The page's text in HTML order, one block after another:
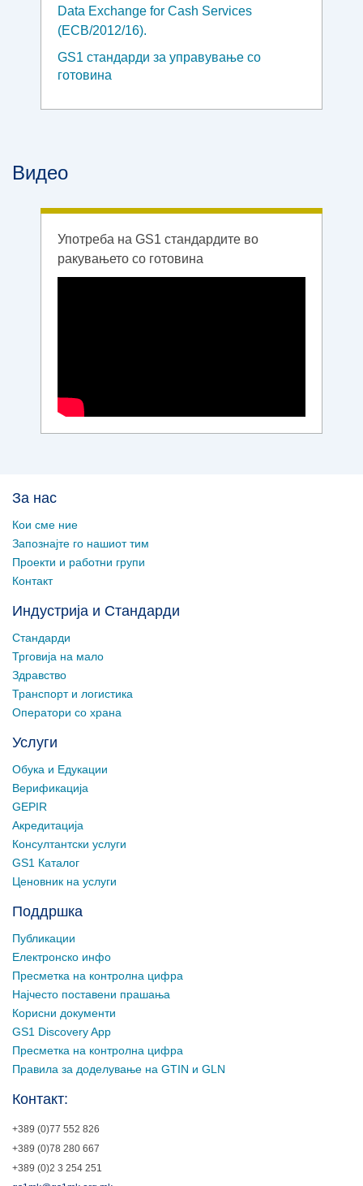
Data Exchange for Cash Services
(ECB/2012/16).
GS1 стандарди за управување со
готовина
Видео
Употреба на GS1 стандардите во
ракувањето со готовина
За нас
Кои сме ние
Запознајте го нашиот тим
Проекти и работни групи
Контакт
Индустрија и Стандарди
Стандарди
Трговија на мало
Здравство
Транспорт и логистика
Оператори со храна
Услуги
Обука и Едукации
Верификација
GEPIR
Акредитација
Консултантски услуги
GS1 Каталог
Ценовник на услуги
Поддршка
Публикации
Електронско инфо
Пресметка на контролна цифра
Најчесто поставени прашања
Корисни документи
GS1 Discovery App
Пресметка на контролна цифра
Правила за доделување на GTIN и GLN
Контакт:
+389 (0)77 552 826
+389 (0)78 280 667
+389 (0)2 3 254 251